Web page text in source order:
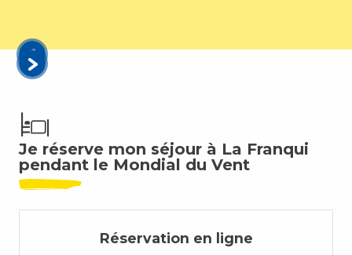
Je réserve mon séjour à La Franqui
pendant le Mondial du Vent
Réservation en ligne